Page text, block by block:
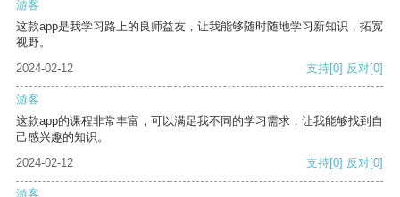
游客
这款app是我学习路上的良师益友，让我能够随时随地学习新知识，拓宽
视野。
2024-02-12
支持[0] 反对[0]
游客
这款app的课程非常丰富，可以满足我不同的学习需求，让我能够找到自
己感兴趣的知识。
2024-02-12
支持[0] 反对[0]
游客